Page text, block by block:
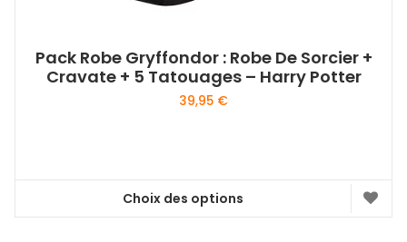
Pack Robe Gryffondor : Robe De Sorcier +
Cravate + 5 Tatouages – Harry Potter
39,95 €
Choix des options
Ce